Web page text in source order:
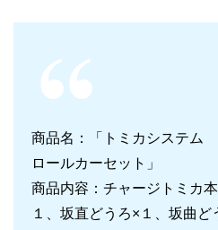
商品名：「トミカシステ
ロールカーセット」
商品内容：チャージトミカ
１、坂直どうろ×１、坂曲